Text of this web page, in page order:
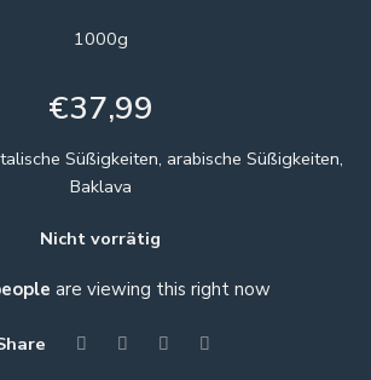
1000g
€37,99
Süßigkeiten, arabische Süßigkeiten,
Baklava
Nicht vorrätig
are viewing this right now